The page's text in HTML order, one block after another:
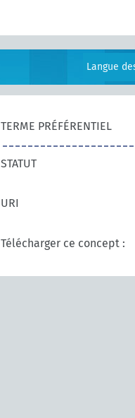
Langue
TERME PRÉFÉRENTIEL
STATUT
URI
Télécharger ce concept :